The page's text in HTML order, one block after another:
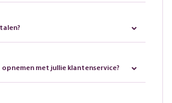
opnemen met jullie klantenservice?